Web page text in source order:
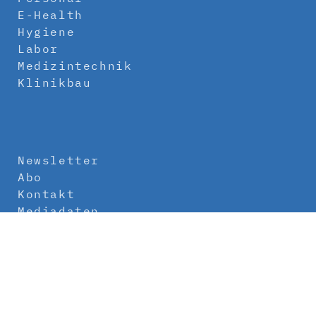
E-Health
Hygiene
Labor
Medizintechnik
Klinikbau
Newsletter
Abo
Kontakt
Mediadaten